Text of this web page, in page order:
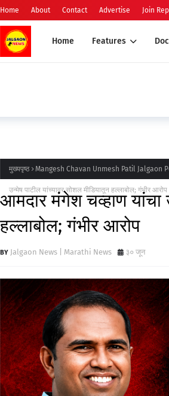
Home About Contact Advertise Join
Home Features
मुख्यपृष्ठ Mangesh Chavan Unmesh Patil Jalgaon
उन्मेष पाटील यांच्यावर सोशल मीडियातून हल्लाबोल; गंभीर आरोप
आमदार मंगेश चव्हाण यांचा
हल्लाबोल; गंभीर आरोप
Jalgaon News | Marathi News ३० जून